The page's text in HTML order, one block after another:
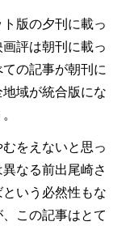
版の夕刊に載っ
評は朝刊に載っ
の記事が朝刊に
域が統合版にな
をえないと思っ
なる前出尾崎さ
いう必然性もな
この記事はとて